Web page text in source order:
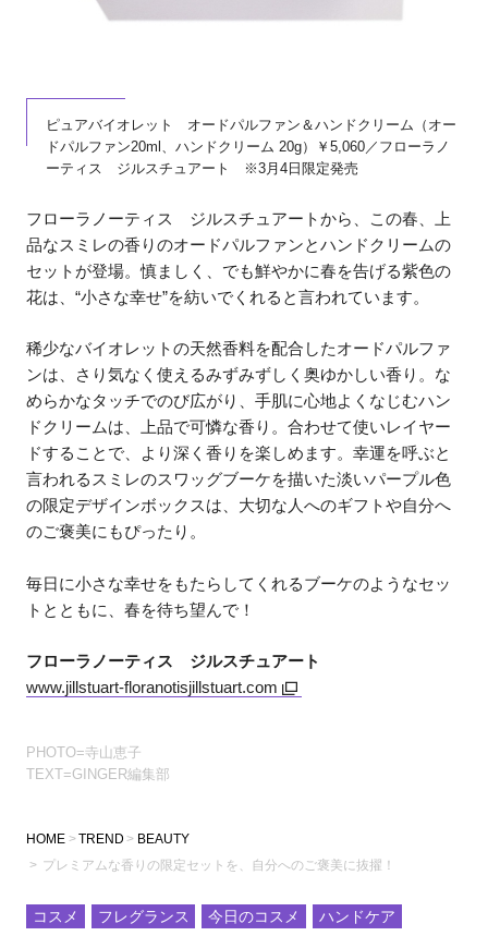
ピュアバイオレット オードパルファン＆ハンドクリーム（オー
ドパルファン20ml、ハンドクリーム 20g）￥5,060／フローラノ
ーティス ジルスチュアート ※3月4日限定発売
フローラノーティス ジルスチュアートから、この春、上
品なスミレの香りのオードパルファンとハンドクリームの
セットが登場。慎ましく、でも鮮やかに春を告げる紫色の
花は、“小さな幸せ”を紡いでくれると言われています。
稀少なバイオレットの天然香料を配合したオードパルファ
ンは、さり気なく使えるみずみずしく奥ゆかしい香り。な
めらかなタッチでのび広がり、手肌に心地よくなじむハン
ドクリームは、上品で可憐な香り。合わせて使いレイヤー
ドすることで、より深く香りを楽しめます。幸運を呼ぶと
言われるスミレのスワッグブーケを描いた淡いパープル色
の限定デザインボックスは、大切な人へのギフトや自分へ
のご褒美にもぴったり。
毎日に小さな幸せをもたらしてくれるブーケのようなセッ
トとともに、春を待ち望んで！
フローラノーティス ジルスチュアート
www.jillstuart-floranotisjillstuart.com
PHOTO=寺山恵子
TEXT=GINGER編集部
HOME TREND
BEAUTY
プレミアムな香りの限定セットを、自分へのご褒美に抜擢！
コスメ フレグランス 今日のコスメ ハンドケア